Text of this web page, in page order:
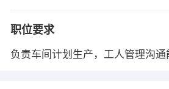
职位要求
负责车间计划生产，工人管理沟